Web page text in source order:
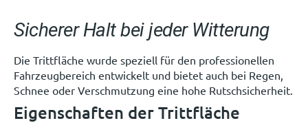
Sicherer Halt bei jeder Witterung
Die Trittfläche wurde speziell für den professionellen
Fahrzeugbereich entwickelt und bietet auch bei Regen,
Schnee oder Verschmutzung eine hohe Rutschsicherheit.
Eigenschaften der Trittfläche